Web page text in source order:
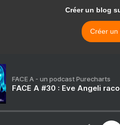
Créer un blog
Créer un
FACE A - un podcast Purecharts
FACE A #30 : Eve Angeli